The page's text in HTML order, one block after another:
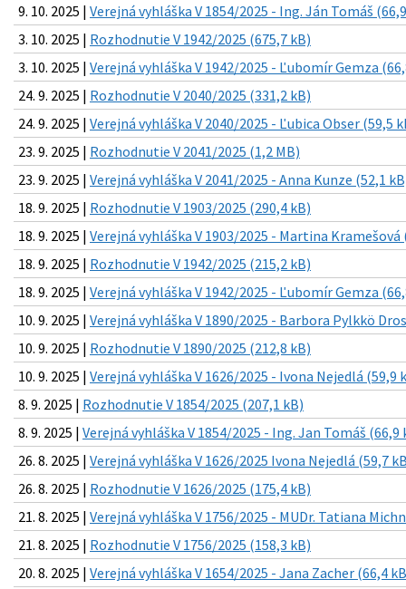
9. 10. 2025 | Verejná vyhláška V 1854/2025 - Ing. Ján Tomáš
3. 10. 2025 | Rozhodnutie V 1942/2025 (675,7 kB)
3. 10. 2025 | Verejná vyhláška V 1942/2025 - Ľubomír Gemza
24. 9. 2025 | Rozhodnutie V 2040/2025 (331,2 kB)
24. 9. 2025 | Verejná vyhláška V 2040/2025 - Ľubica Obser (59,5
23. 9. 2025 | Rozhodnutie V 2041/2025 (1,2 MB)
23. 9. 2025 | Verejná vyhláška V 2041/2025 - Anna Kunze (52,1
18. 9. 2025 | Rozhodnutie V 1903/2025 (290,4 kB)
18. 9. 2025 | Verejná vyhláška V 1903/2025 - Martina Kramešová
18. 9. 2025 | Rozhodnutie V 1942/2025 (215,2 kB)
18. 9. 2025 | Verejná vyhláška V 1942/2025 - Ľubomír Gemza
10. 9. 2025 | Verejná vyhláška V 1890/2025 - Barbora Pylkkö
10. 9. 2025 | Rozhodnutie V 1890/2025 (212,8 kB)
10. 9. 2025 | Verejná vyhláška V 1626/2025 - Ivona Nejedlá (59,9
8. 9. 2025 | Rozhodnutie V 1854/2025 (207,1 kB)
8. 9. 2025 | Verejná vyhláška V 1854/2025 - Ing. Jan Tomáš (66,9
26. 8. 2025 | Verejná vyhláška V 1626/2025 Ivona Nejedlá (59,7
26. 8. 2025 | Rozhodnutie V 1626/2025 (175,4 kB)
21. 8. 2025 | Verejná vyhláška V 1756/2025 - MUDr. Tatiana
21. 8. 2025 | Rozhodnutie V 1756/2025 (158,3 kB)
20. 8. 2025 | Verejná vyhláška V 1654/2025 - Jana Zacher (66,4